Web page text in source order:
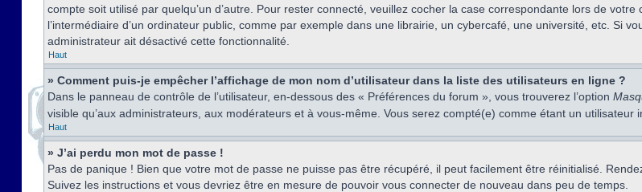
compte soit utilisé par quelqu’un d’autre. Pour rester connecté, veuillez cocher la case correspondante lors de
l’intermédiaire d’un ordinateur public, comme par exemple dans une librairie, un cybercafé, une université, etc. Si
administrateur ait désactivé cette fonctionnalité.
Haut
» Comment puis-je empêcher l’affichage de mon nom d’utilisateur dans la liste des utilisateurs en ligne ?
Dans le panneau de contrôle de l’utilisateur, en-dessous des « Préférences du forum », vous trouverez l’option
visible qu’aux administrateurs, aux modérateurs et à vous-même. Vous serez compté(e) comme étant un utilisateur
Haut
» J’ai perdu mon mot de passe !
Pas de panique ! Bien que votre mot de passe ne puisse pas être récupéré, il peut facilement être réinitialisé.
Suivez les instructions et vous devriez être en mesure de pouvoir vous connecter de nouveau dans peu de temps.